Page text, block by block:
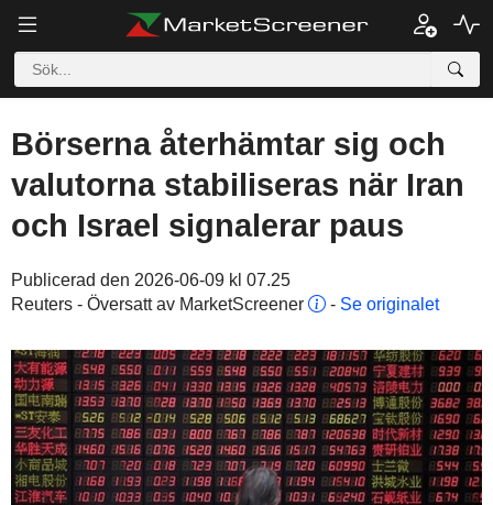
Börserna återhämtar sig och
valutorna stabiliseras när Iran
och Israel signalerar paus
Publicerad den 2026-06-09 kl 07.25
Reuters - Översatt av MarketScreener
- Se originalet